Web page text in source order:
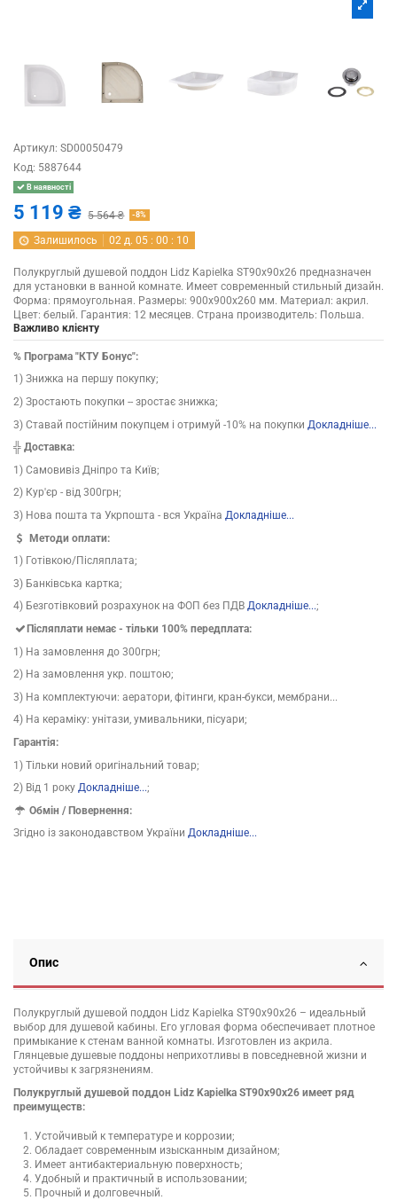
Артикул: SD00050479
Код: 5887644
В наявності
5 119 ₴ 5 564 ₴ -8%
Залишилось 02 д. 05 :00 : 10
Полукруглый душевой поддон Lidz Kapielka ST90x90x26 предназначен
для установки в ванной комнате. Имеет современный стильный дизайн.
Форма: прямоугольная. Размеры: 900х900х260 мм. Материал: акрил.
Цвет: белый. Гарантия: 12 месяцев. Страна производитель: Польша.
Важливо клієнту
% Програма "КТУ Бонус":
1) Знижка на першу покупку;
2) Зростають покупки -- зростає знижка;
3) Ставай постійним покупцем і отримуй -10% на покупки Докладніше...
╬ Доставка:
1) Самовивіз Дніпро та Київ;
2) Кур'єр - від 300грн;
3) Нова пошта та Укрпошта - вся Україна Докладніше...
Методи оплати:
1) Готівкою/Післяплата;
3) Банківська картка;
4) Безготівковий розрахунок на ФОП без ПДВ Докладніше...;
Післяплати немає - тільки 100% передплата:
1) На замовлення до 300грн;
2) На замовлення укр. поштою;
3) На комплектуючи: аератори, фітинги, кран-букси, мембрани...
4) На кераміку: унітази, умивальники, пісуари;
Гарантія:
1) Тільки новий оригінальний товар;
2) Від 1 року Докладніше...;
Обмін / Повернення:
Згідно із законодавством України Докладніше...
Опис
Полукруглый душевой поддон Lidz Kapielka ST90x90x26 – идеальный
выбор для душевой кабины. Его угловая форма обеспечивает плотное
примыкание к стенам ванной комнаты. Изготовлен из акрила.
Глянцевые душевые поддоны неприхотливы в повседневной жизни и
устойчивы к загрязнениям.
Полукруглый душевой поддон Lidz Kapielka ST90x90x26 имеет ряд
преимуществ:
Устойчивый к температуре и коррозии;
Обладает современным изысканным дизайном;
Имеет антибактериальную поверхность;
Удобный и практичный в использовании;
Прочный и долговечный.